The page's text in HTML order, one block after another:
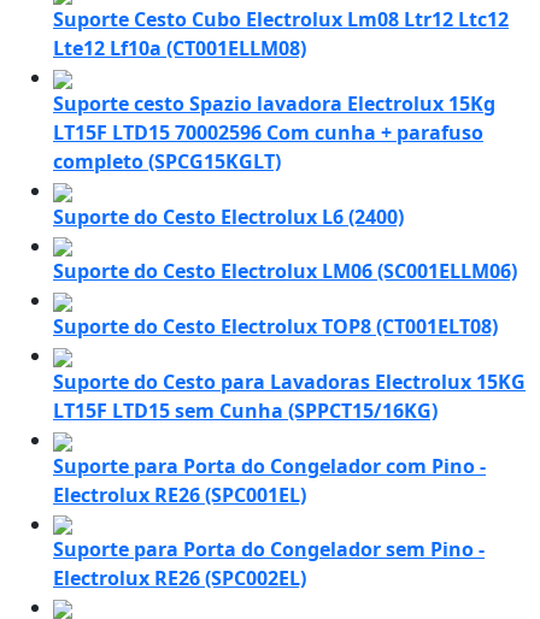
Suporte Cesto Cubo Electrolux Lm08 Ltr12 Ltc12
Lte12 Lf10a (CT001ELLM08)
Suporte cesto Spazio lavadora Electrolux 15Kg
LT15F LTD15 70002596 Com cunha + parafuso
completo (SPCG15KGLT)
Suporte do Cesto Electrolux L6 (2400)
Suporte do Cesto Electrolux LM06 (SC001ELLM06)
Suporte do Cesto Electrolux TOP8 (CT001ELT08)
Suporte do Cesto para Lavadoras Electrolux 15KG
LT15F LTD15 sem Cunha (SPPCT15/16KG)
Suporte para Porta do Congelador com Pino -
Electrolux RE26 (SPC001EL)
Suporte para Porta do Congelador sem Pino -
Electrolux RE26 (SPC002EL)